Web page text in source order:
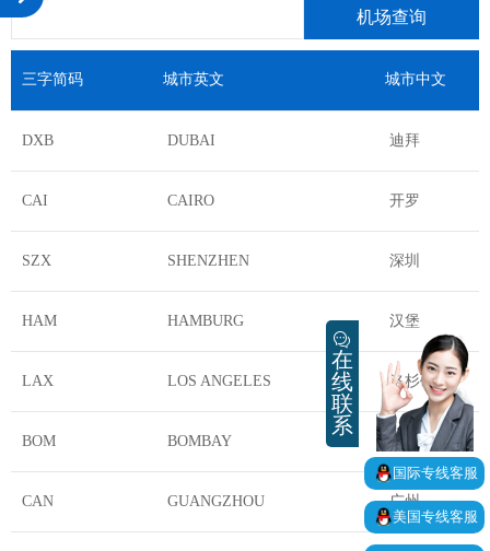
机场查询
三字简码 城市英文 城市中文
DXB DUBAI 迪拜
CAI CAIRO 开罗
SZX SHENZHEN 深圳
HAM HAMBURG 汉堡
LAX LOS ANGELES 洛杉矶
BOM BOMBAY 孟买
CAN GUANGZHOU 广州
在
线
联
系
国际专线客服
美国专线客服